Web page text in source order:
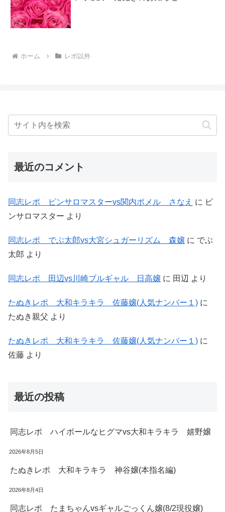
ホーム レポ以外
最近のコメント
同志レポ ピンサロマスターvs関内ポメル さなえ に ピ
ンサロマスター より
同志レポ でぶ太郎vs大宮シュガーリズム 森嬢 に でぶ
太郎 より
同志レポ 田辺vs川崎ブルギャル 日高嬢 に 田辺 より
たぬきレポ 大和キラキラ 佐藤嬢(人気ナンバー１) に
たぬき親父 より
たぬきレポ 大和キラキラ 佐藤嬢(人気ナンバー１) に
佐藤 より
最近の投稿
同志レポ ハイボールなヒグマvs大和キラキラ 嬉野嬢
2026年8月5日
たぬきレポ 大和キラキラ 神谷嬢(本指名編)
2026年8月4日
同志レポ たまちゃんvsギャルごっくん嬢(8/2現役嬢)